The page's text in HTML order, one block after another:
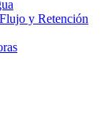
y Retención